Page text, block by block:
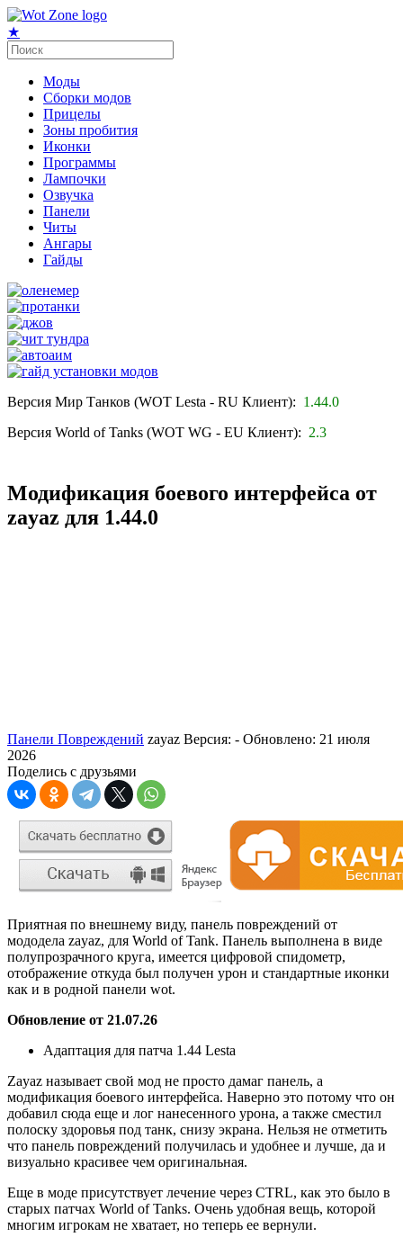
★
Моды
Сборки модов
Прицелы
Зоны пробития
Иконки
Программы
Лампочки
Озвучка
Панели
Читы
Ангары
Гайды
Версия Мир Танков (WOT Lesta - RU Клиент): 1.44.0
Версия World of Tanks (WOT WG - EU Клиент): 2.3
Модификация боевого интерфейса от
zayaz для 1.44.0
Панели Повреждений zayaz Версия: - Обновлено: 21 июля
2026
Поделись с друзьями
Приятная по внешнему виду, панель повреждений от
мододела zayaz, для World of Tank. Панель выполнена в виде
полупрозрачного круга, имеется цифровой спидометр,
отображение откуда был получен урон и стандартные иконки
как и в родной панели wot.
Обновление от 21.07.26
Адаптация для патча 1.44 Lesta
Zayaz называет свой мод не просто дамаг панель, а
модификация боевого интерфейса. Наверно это потому что он
добавил сюда еще и лог нанесенного урона, а также сместил
полоску здоровья под танк, снизу экрана. Нельзя не отметить
что панель повреждений получилась и удобнее и лучше, да и
визуально красивее чем оригинальная.
Еще в моде присутствует лечение через CTRL, как это было в
старых патчах World of Tanks. Очень удобная вещь, которой
многим игрокам не хватает, но теперь ее вернули.